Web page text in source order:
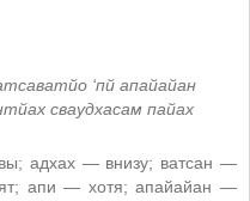
‘пй апайайан
сваудхасам пайах
адхах — внизу; ватсан —
апи — хотя; апайайан —